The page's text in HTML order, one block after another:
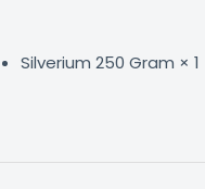
Silverium 250 Gram × 1